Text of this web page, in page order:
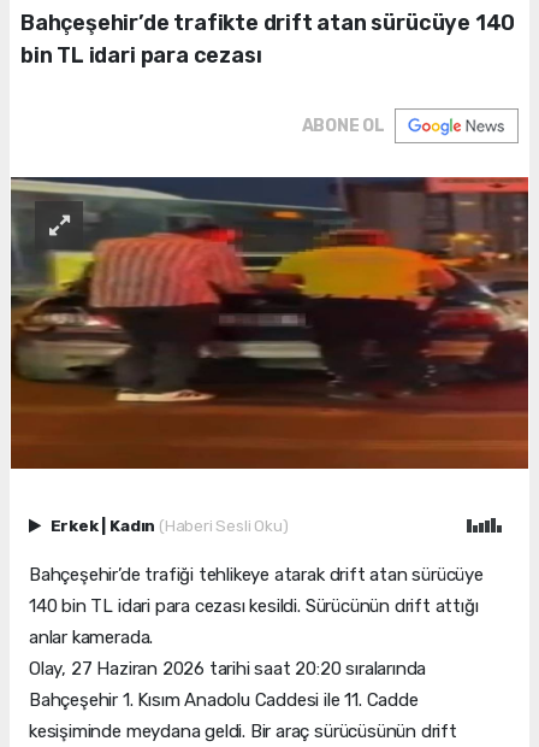
Bahçeşehir’de trafikte drift atan sürücüye 140
bin TL idari para cezası
ABONE OL
Erkek Kadın (Haberi Sesli Oku)
Bahçeşehir’de trafiği tehlikeye atarak drift atan sürücüye
140 bin TL idari para cezası kesildi. Sürücünün drift attığı
anlar kamerada.
Olay, 27 Haziran 2026 tarihi saat 20:20 sıralarında
Bahçeşehir 1. Kısım Anadolu Caddesi ile 11. Cadde
kesişiminde meydana geldi. Bir araç sürücüsünün drift